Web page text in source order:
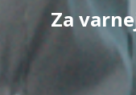
Za